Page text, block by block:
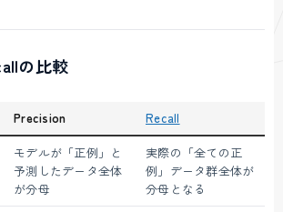
の比較
Precision Recall
モデルが「正例」と
予測したデータ全体
が分母
実際の「全ての正
例」データ群全体が
分母となる